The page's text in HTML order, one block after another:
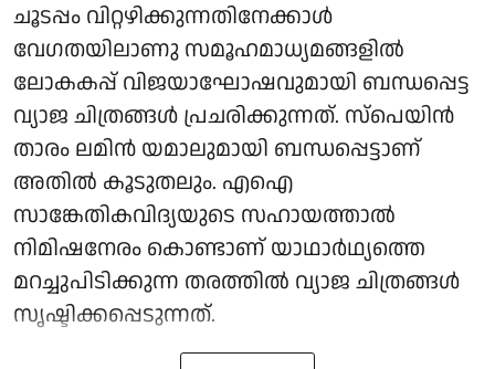
ചൂടപ്പം വിറ്റഴിക്കുന്നതിനേക്കാൾ
വേഗതയിലാണു സമൂഹമാധ്യമങ്ങളിൽ
ലോകകപ്പ് വിജയാഘോഷവുമായി ബന്ധപ്പെട്ട
വ്യാജ ചിത്രങ്ങൾ പ്രചരിക്കുന്നത്. സ്‌പെയിൻ
താരം ലമിൻ യമാലുമായി ബന്ധപ്പെട്ടാണ്
അതിൽ കൂടുതലും. എഐ
സാങ്കേതികവിദ്യയുടെ സഹായത്താൽ
നിമിഷനേരം കൊണ്ടാണ് യാഥാർഥ്യത്തെ
മറച്ചുപിടിക്കുന്ന തരത്തിൽ വ്യാജ ചിത്രങ്ങൾ
സൃഷ്ടിക്കപ്പെടുന്നത്.